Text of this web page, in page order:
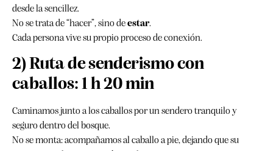
desde la sencillez.
No se trata de “hacer”, sino deestar.
Cada persona vive su propio proceso de conexión.
2) Ruta de senderismo con
caballos: 1 h 20 min
Caminamos junto a los caballos por un sendero tranquilo y
seguro dentro del bosque.
No se monta: acompañamos al caballo a pie, dejando que su